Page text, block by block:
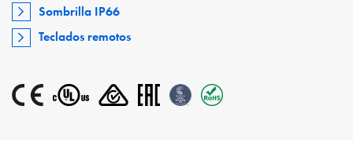
Sombrilla IP66
Teclados remotos